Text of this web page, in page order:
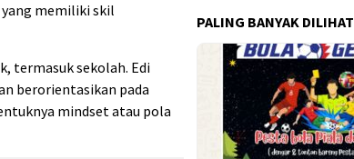
memiliki skil
termasuk sekolah. Edi
berorientasikan pada
mindset atau pola
PALING BANYAK DILIHAT